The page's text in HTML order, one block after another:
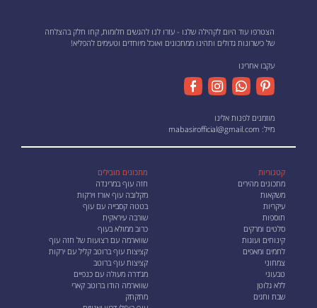
הצטרפו עוד היום לקהילה שלנו - עזרו לנו להגשים חלומות, קחו חלק בהצלחה
של כישרונות גדולים ותהינו ממתכונים ואוכל מיוחדים וטעימים להפליא!
עקבו אחרינו
מוזמנים לפנות אלינו
מייל: mabasirofficial@gmail.com
קטגוריות
מתכונים מהירים
משקאות
עיקריות
תוספות
סלטים ומרקים
קינוחים ועוגות
לחמים ומאפים
צמחוני
טבעוני
ללא גלוטן
שבת וחגים
מתכונים מובילים
חזה עוף במרינדה
מקלובה עוף אורז וירקות
בטטה קסבייה עם עוף
שורבה עיראקית
כרוב ממולא בעוף
שווארמה עם רצועות של חזה עוף
קציצות עוף ברוטב קליל עם ירקות
קציצות עוף ברוטב
מג'דרה מעולה עם כנפיים
שווארמה הודו ברוטב קארי
מתקתק